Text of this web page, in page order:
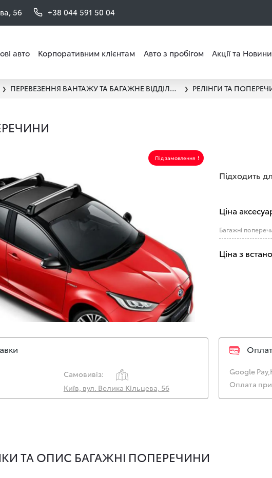
56 +38 044 591 50 04
авто Корпоративним клієнтам Авто з пробігом Акції та Новини
❯ ПЕРЕВЕЗЕННЯ ВАНТАЖУ ТА БАГАЖНЕ ВІДДІЛЕННЯ ❯ РЕЛІНГИ ТА
Під замовлення
Підходить
Ціна
Багажні
Ціна з
Самовивіз:
Київ, вул. Велика Кільцева, 56
Google Pay,
Оплата
ТА ОПИС БАГАЖНІ ПОПЕРЕЧИНИ